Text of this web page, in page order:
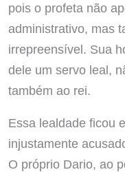
pois o profeta não
administrativo, mas
irrepreensível. Sua
dele um servo leal,
também ao rei.
Essa lealdade ficou
injustamente
O próprio Dario, ao